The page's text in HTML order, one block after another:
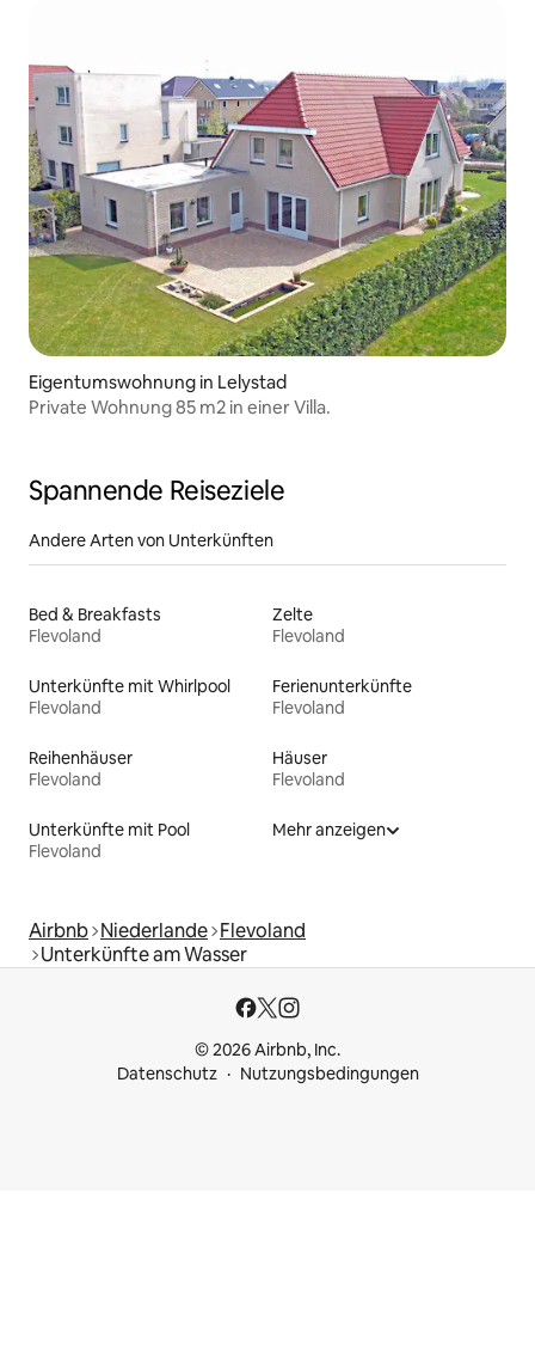
Eigentumswohnung in Lelystad
Private Wohnung 85 m2 in einer Villa.
Spannende Reiseziele
Andere Arten von Unterkünften
Bed & Breakfasts
Flevoland
Zelte
Flevoland
Unterkünfte mit Whirlpool
Flevoland
Ferienunterkünfte
Flevoland
Reihenhäuser
Flevoland
Häuser
Flevoland
Unterkünfte mit Pool
Flevoland
Mehr anzeigen
Airbnb Niederlande Flevoland
Unterkünfte am Wasser
© 2026 Airbnb, Inc.
Datenschutz
Nutzungsbedingungen